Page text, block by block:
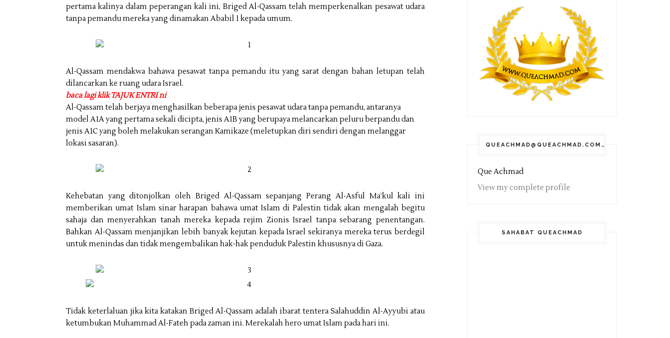
pertama kalinya dalam peperangan kali ini, Briged Al-Qassam telah memperkenalkan pesawat udara
tanpa pemandu mereka yang dinamakan Ababil 1 kepada umum.
Al-Qassam mendakwa bahawa pesawat tanpa pemandu itu yang sarat dengan bahan letupan telah
dilancarkan ke ruang udara Israel.
baca lagi klik TAJUK ENTRI ni
Al-Qassam telah berjaya menghasilkan beberapa jenis pesawat udara tanpa pemandu, antaranya
model A1A yang pertama sekali dicipta, jenis A1B yang berupaya melancarkan peluru berpandu dan
jenis A1C yang boleh melakukan serangan Kamikaze (meletupkan diri sendiri dengan melanggar
lokasi sasaran).
Kehebatan yang ditonjolkan oleh Briged Al-Qassam sepanjang Perang Al-Asful Ma’kul kali ini
memberikan umat Islam sinar harapan bahawa umat Islam di Palestin tidak akan mengalah begitu
sahaja dan menyerahkan tanah mereka kepada rejim Zionis Israel tanpa sebarang penentangan.
Bahkan Al-Qassam menjanjikan lebih banyak kejutan kepada Israel sekiranya mereka terus berdegil
untuk menindas dan tidak mengembalikan hak-hak penduduk Palestin khususnya di Gaza.
Tidak keterlaluan jika kita katakan Briged Al-Qassam adalah ibarat tentera Salahuddin Al-Ayyubi atau
ketumbukan Muhammad Al-Fateh pada zaman ini. Merekalah hero umat Islam pada hari ini.
QUEACHMAD@QUEACHMAD.COM
Que Achmad
View my complete profile
SAHABAT QUEACHMAD